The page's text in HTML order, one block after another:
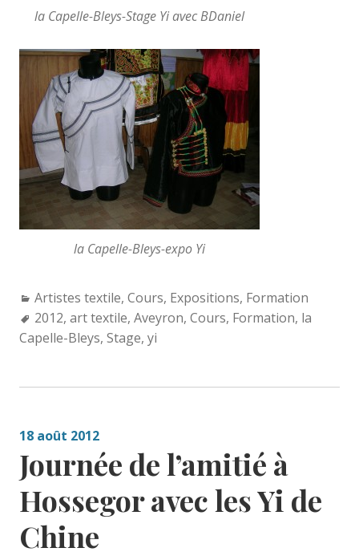
la Capelle-Bleys-Stage Yi avec BDaniel
la Capelle-Bleys-expo Yi
Categories:
Artistes textile, Cours, Expositions, Formation
Tags:
2012, art textile, Aveyron, Cours, Formation, la
Capelle-Bleys, Stage, yi
18 août 2012
Journée de l’amitié à
Hossegor avec les Yi de
Chine